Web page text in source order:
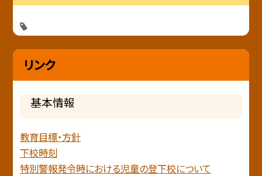
リンク
基本情報
教育目標・方針
下校時刻
特別警報発令時における児童の登下校について